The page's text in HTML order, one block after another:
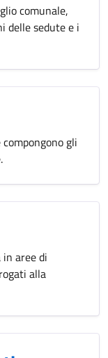
comunale,
delle sedute e i
gli
aree di
alla